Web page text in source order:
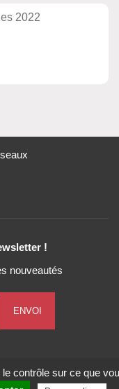
2022
!
nouveautés
Exercez vos droits
contrôle sur ce que